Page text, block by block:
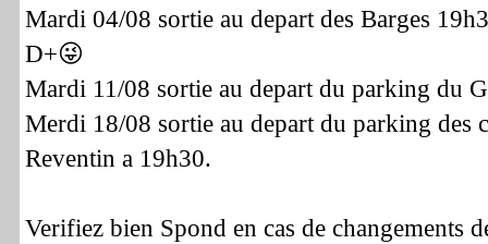
Mardi 04/08 sortie au depart des Barges
D+😜
Mardi 11/08 sortie au depart du parking du
Merdi 18/08 sortie au depart du parking des
Reventin a 19h30.
Verifiez bien Spond en cas de changements